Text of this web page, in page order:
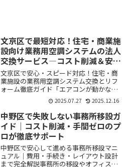
文京区で最短対応！住宅・商業施
設向け業務用空調システムの法人
交換サービス―コスト削減＆安心
サポート
文京区で安心・スピード対応！住宅・商
業施設の業務用空調システム交換とリフ
ォーム徹底ガイド「エアコンが動かな
い」「古い業務用空調を交換したい」
「急な故障で困っている」「コストが気
になる」―文京区で空調システムの入れ
替えやリフォームをご検討中の...
2025.07.27 2025.12.16
中野区で失敗しない事務所移設ガ
イド｜コスト削減・手間ゼロのプ
ロが徹底サポート
中野区で安心して進める事務所移設マニ
ュアル｜費用・手続き・レイアウト設計
まで完全解説事務所の移設やオフィスの